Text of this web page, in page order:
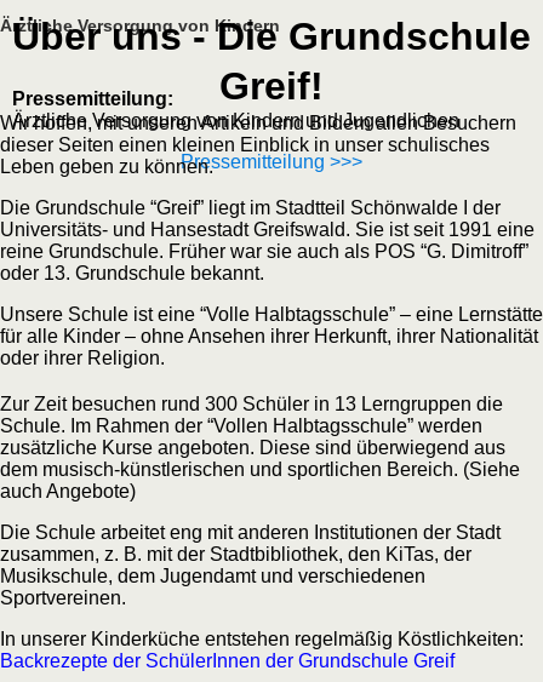
Ärztliche Versorgung von Kindern
Pressemitteilung:
Ärztliche Versorgung von Kindern und Jugendlichen
Pressemitteilung >>>
Über uns - Die Grundschule
Greif!
Wir hoffen, mit unseren Artikeln und Bildern allen Besuchern
dieser Seiten einen kleinen Einblick in unser schulisches
Leben geben zu können.
Die Grundschule “Greif” liegt im Stadtteil Schönwalde I der
Universitäts- und Hansestadt Greifswald. Sie ist seit 1991 eine
reine Grundschule. Früher war sie auch als POS “G. Dimitroff”
oder 13. Grundschule bekannt.
Unsere Schule ist eine “Volle Halbtagsschule” – eine Lernstätte
für alle Kinder – ohne Ansehen ihrer Herkunft, ihrer Nationalität
oder ihrer Religion.
Zur Zeit besuchen rund 300 Schüler in 13 Lerngruppen die
Schule. Im Rahmen der “Vollen Halbtagsschule” werden
zusätzliche Kurse angeboten. Diese sind überwiegend aus
dem musisch-künstlerischen und sportlichen Bereich. (Siehe
auch Angebote)
Die Schule arbeitet eng mit anderen Institutionen der Stadt
zusammen, z. B. mit der Stadtbibliothek, den KiTas, der
Musikschule, dem Jugendamt und verschiedenen
Sportvereinen.
In unserer Kinderküche entstehen regelmäßig Köstlichkeiten:
Backrezepte der SchülerInnen der Grundschule Greif